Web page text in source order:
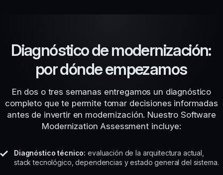
Diagnóstico de modernización:
por dónde empezamos
En dos o tres semanas entregamos un diagnóstico
completo que te permite tomar decisiones informadas
antes de invertir en modernización. Nuestro Software
Modernization Assessment incluye:
Diagnóstico técnico: evaluación de la arquitectura actual,
stack tecnológico, dependencias y estado general del sistema.